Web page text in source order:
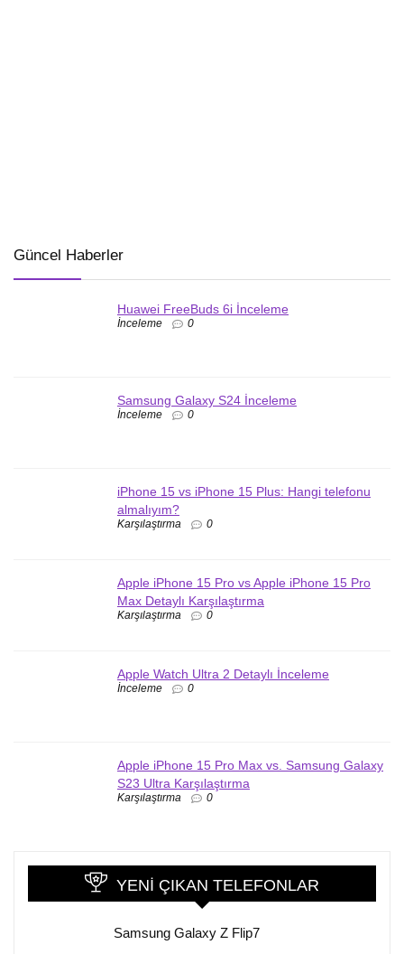
Güncel Haberler
Huawei FreeBuds 6i İnceleme
İnceleme 0
Samsung Galaxy S24 İnceleme
İnceleme 0
iPhone 15 vs iPhone 15 Plus: Hangi telefonu
almalıyım?
Karşılaştırma 0
Apple iPhone 15 Pro vs Apple iPhone 15 Pro
Max Detaylı Karşılaştırma
Karşılaştırma 0
Apple Watch Ultra 2 Detaylı İnceleme
İnceleme 0
Apple iPhone 15 Pro Max vs. Samsung Galaxy
S23 Ultra Karşılaştırma
Karşılaştırma 0
YENI ÇIKAN TELEFONLAR
Samsung Galaxy Z Flip7